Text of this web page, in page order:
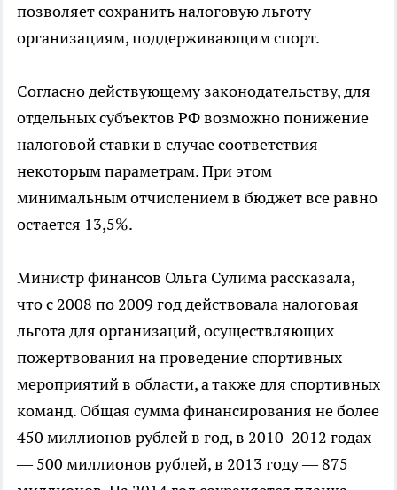
позволяет сохранить налоговую льготу
организациям, поддерживающим спорт.
Согласно действующему законодательству, для
отдельных субъектов РФ возможно понижение
налоговой ставки в случае соответствия
некоторым параметрам. При этом
минимальным отчислением в бюджет все равно
остается 13,5%.
Министр финансов Ольга Сулима рассказала,
что с 2008 по 2009 год действовала налоговая
льгота для организаций, осуществляющих
пожертвования на проведение спортивных
мероприятий в области, а также для спортивных
команд. Общая сумма финансирования не более
450 миллионов рублей в год, в 2010–2012 годах
— 500 миллионов рублей, в 2013 году — 875